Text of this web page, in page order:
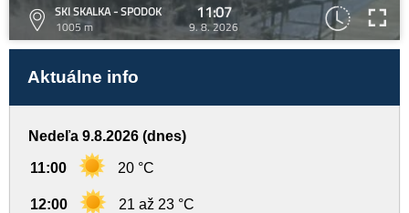
SKI SKALKA - SPODOK
1005 m
11:07
9. 8. 2026
Aktuálne info
Nedeľa 9.8.2026 (dnes)
11:00 20 °C
12:00 21 až 23 °C